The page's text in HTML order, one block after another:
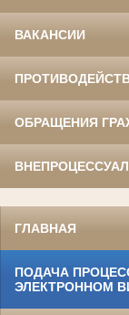
ВАКАНСИИ
ОБРАЩЕНИЯ
ГЛАВНАЯ
ПОДАЧА
ЭЛЕКТРОННОМ